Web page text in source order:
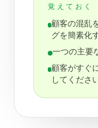
覚えておく
顧客の混乱
グを簡素化
一つの主要
顧客がすぐ
してくださ